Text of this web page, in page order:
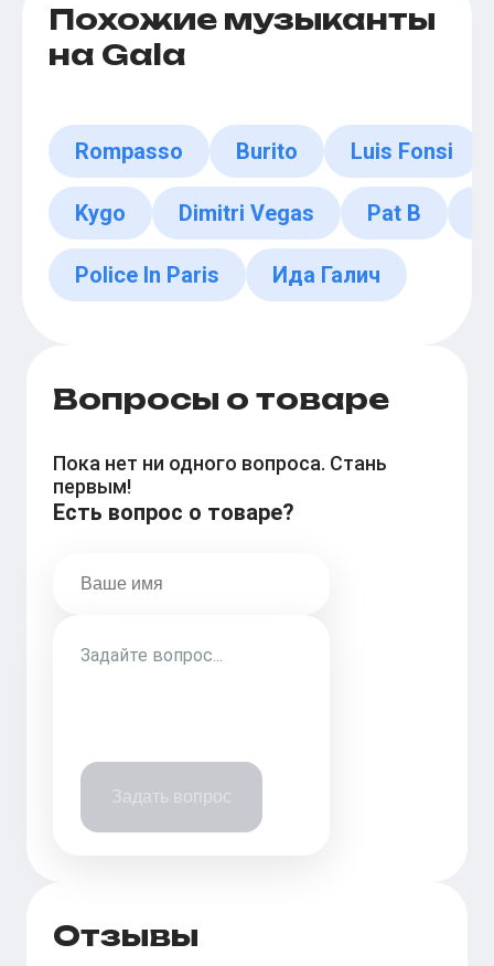
Похожие музыканты
на Gala
Rompasso Burito Luis Fonsi
Kygo Dimitri Vegas Pat B
Police In Paris Ида Галич
Вопросы о товаре
Пока нет ни одного вопроса. Стань
первым!
Есть вопрос о товаре?
Задать вопрос
Отзывы